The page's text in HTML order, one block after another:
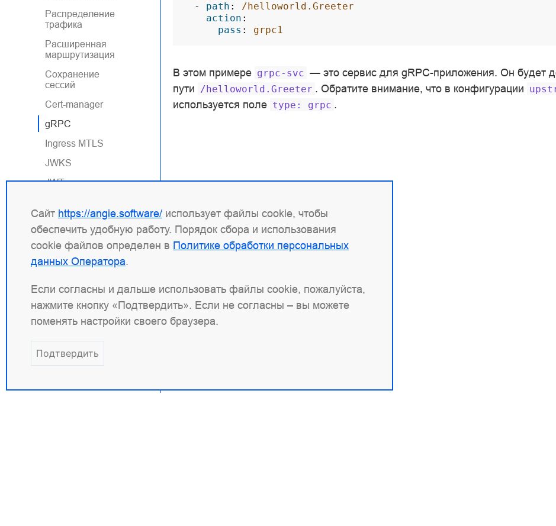
Распределение
трафика
Расширенная
маршрутизация
Сохранение
сессий
Cert-manager
gRPC
Ingress MTLS
JWKS
JWT
TLS Passthrough
Примеры для Ingress-
ресурсов
Общие примеры
Известные проблемы
и решения
Версии ANIC
Документация Angie
PRO
-
path :
/helloworld.Greeter
action :
pass : grpc1
В этом примере grpc-svc — это сервис для gRPC-приложения. Он будет
пути
/helloworld.Greeter . Обратите внимание, что в конфигурации
используется поле type: grpc .
Сайт https://angie.software/ использует файлы cookie, чтобы
обеспечить удобную работу. Порядок сбора и использования
cookie файлов определен в Политике обработки персональных
данных Оператора.
Если согласны и дальше использовать файлы cookie, пожалуйста,
нажмите кнопку «Подтвердить». Если не согласны – вы можете
поменять настройки своего браузера.
Подтвердить